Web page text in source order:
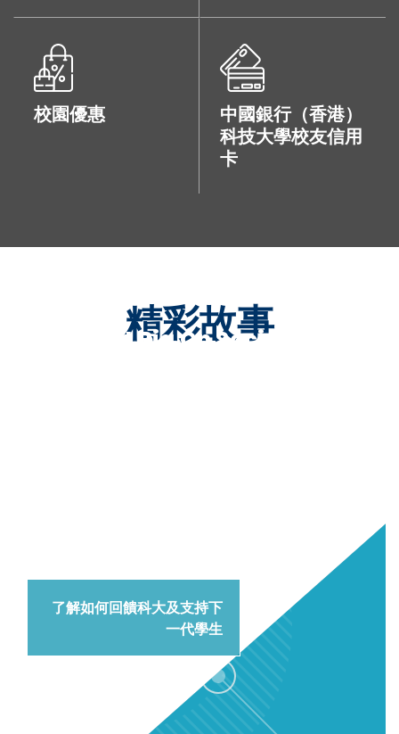
校園優惠
中國銀行（香港）
科技大學校友信用
卡
精彩故事
Making It Big On Social Media
了解如何回饋科大及支持下
一代學生